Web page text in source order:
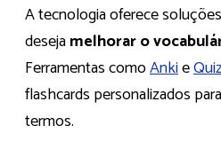
A tecnologia oferece
desejamelhorar o
Ferramentas comoAnkie
flashcards personalizados
termos.